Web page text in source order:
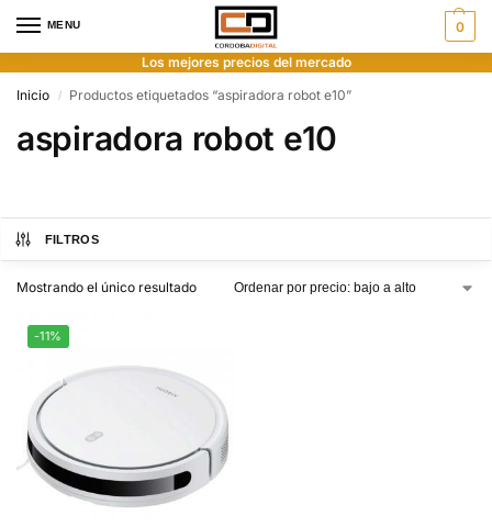
MENU 0
Los mejores precios del mercado
Inicio
/ Productos etiquetados “aspiradora robot e10”
aspiradora robot e10
FILTROS
Mostrando el único resultado
-11%